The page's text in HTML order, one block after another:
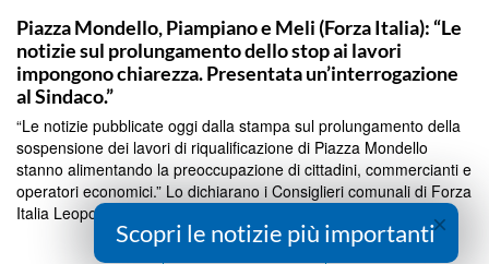
Piazza Mondello, Piampiano e Meli (Forza Italia): “Le
notizie sul prolungamento dello stop ai lavori
impongono chiarezza. Presentata un’interrogazione
al Sindaco.”
“Le notizie pubblicate oggi dalla stampa sul prolungamento della
sospensione dei lavori di riqualificazione di Piazza Mondello
stanno alimentando la preoccupazione di cittadini, commercianti e
operatori economici.” Lo dichiarano i Consiglieri comunali di Forza
Italia Leopoldo Piampiano e...
Continua a Leggere
×
Scopri le notizie più importanti